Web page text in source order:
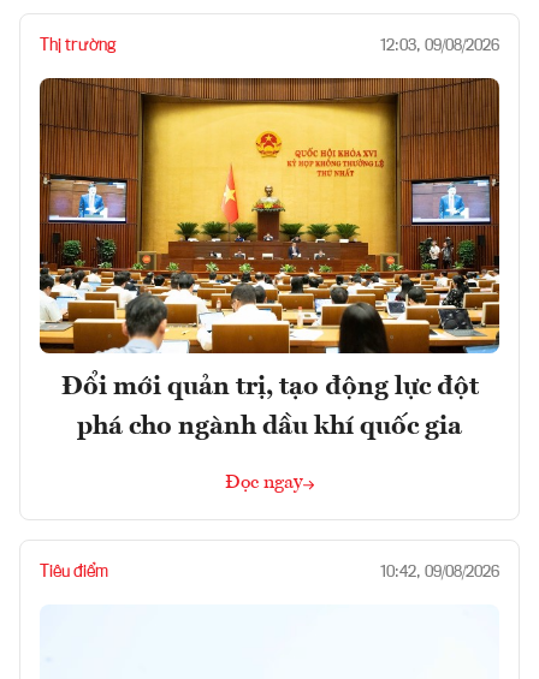
Thị trường 12:03, 09/08/2026
Đổi mới quản trị, tạo động lực đột
phá cho ngành dầu khí quốc gia
Đọc ngay
Tiêu điểm 10:42, 09/08/2026